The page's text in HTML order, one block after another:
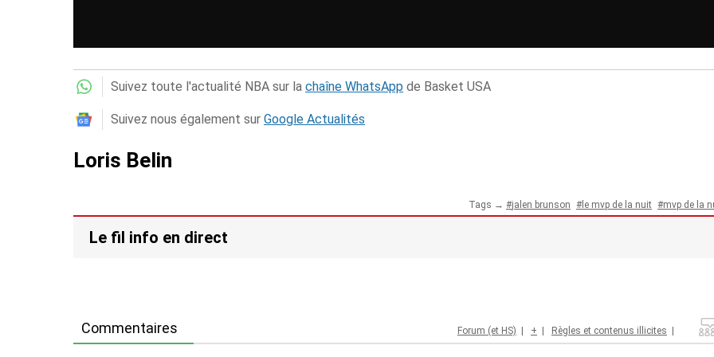
Suivez toute l'actualité NBA sur la chaîne WhatsApp de Basket USA
Suivez nous également sur Google Actualités
Loris Belin
Tags → jalen brunson le mvp de la nuit mvp de la
Le fil info en direct
Commentaires Forum (et HS) + Règles et contenus illicites